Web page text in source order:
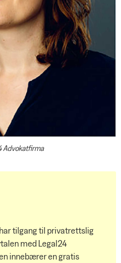
Advokatfirma
tilgang til privatrettslig
med Legal24
innebærer en gratis